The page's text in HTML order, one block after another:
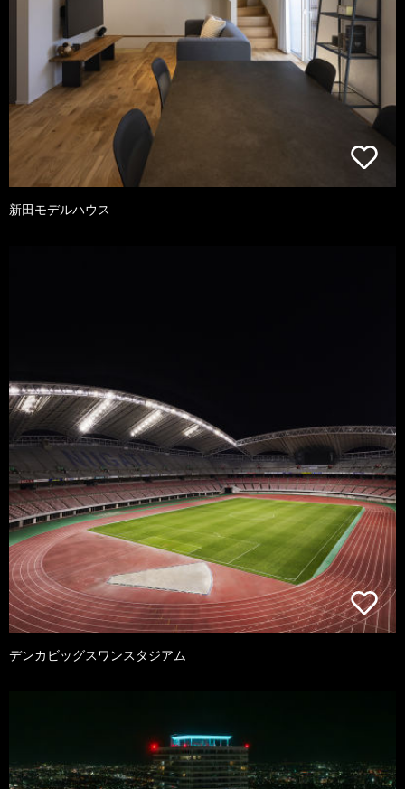
新田モデルハウス
デンカビッグスワンスタジアム